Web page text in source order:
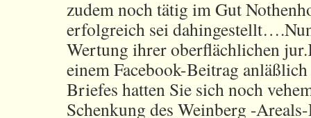
zudem noch tätig im Gut
erfolgreich sei
Wertung ihrer oberflächlichen
einem Facebook-Beitrag
Briefes hatten Sie sich noch
Schenkung des Weinberg -